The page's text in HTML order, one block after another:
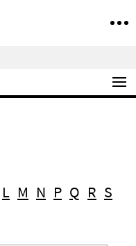
L M N P Q R S